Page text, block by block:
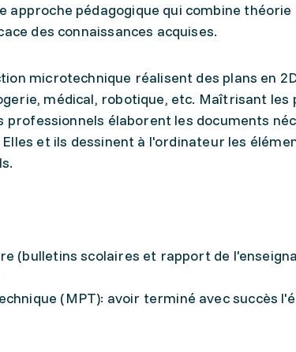
approche pédagogique qui combine théorie
des connaissances acquises.
microtechnique réalisent des plans en
médical, robotique, etc. Maîtrisant les
élaborent les documents
et ils dessinent à l'ordinateur les
(bulletins scolaires et rapport de
(MPT): avoir terminé avec succès